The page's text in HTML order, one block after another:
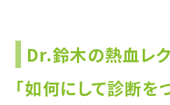
Dr.鈴木の熱血レ
「如何にして診断を